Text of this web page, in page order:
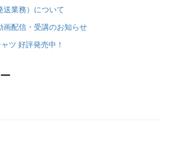
送業務）について
画配信・受講のお知らせ
ツ 好評発売中！